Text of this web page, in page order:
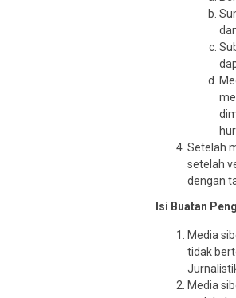
Setelah
setelah
dengan
Isi Buatan
Media
tidak
Media